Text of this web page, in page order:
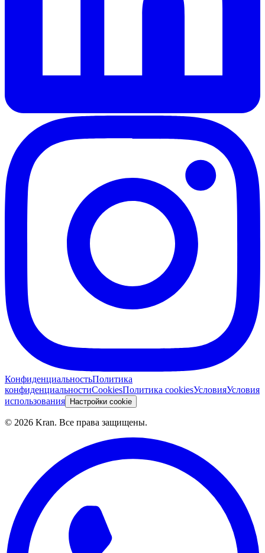
КонфиденциальностьПолитика
конфиденциальностиCookiesПолитика cookiesУсловияУсловия
использования Настройки cookie
© 2026 Kran. Все права защищены.